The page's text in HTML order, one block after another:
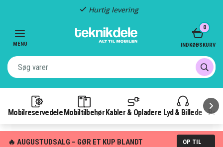
Hurtig levering
MENU
Mobilreservedele Mobiltilbehør Kabler & Opladere Lyd & Billede
0
INDKØBSKURV
🔥 AUGUSTUDSALG – GØR ET KUP BLANDT
OP TIL